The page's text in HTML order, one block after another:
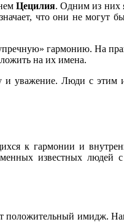
Цецилия. Одним из них
что они не
гармонию. На
на их имена.
и уважение. Люди с этим
к гармонии и
известных
положительный имидж.